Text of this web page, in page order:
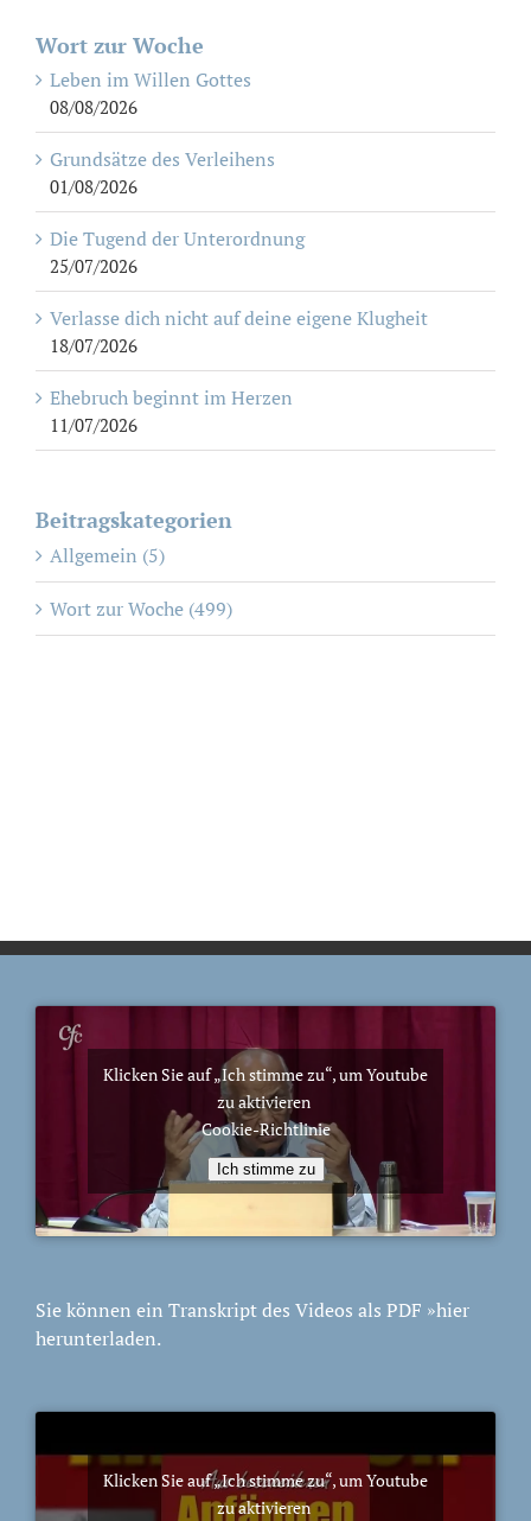
Wort zur Woche
Leben im Willen Gottes
08/08/2026
Grundsätze des Verleihens
01/08/2026
Die Tugend der Unterordnung
25/07/2026
Verlasse dich nicht auf deine eigene Klugheit
18/07/2026
Ehebruch beginnt im Herzen
11/07/2026
Beitragskategorien
Allgemein (5)
Wort zur Woche (499)
Klicken Sie auf „Ich stimme zu“, um Youtube
zu aktivieren
Cookie-Richtlinie
Ich stimme zu
Sie können ein Transkript des Videos als PDF »hier
herunterladen.
Klicken Sie auf „Ich stimme zu“, um Youtube
zu aktivieren